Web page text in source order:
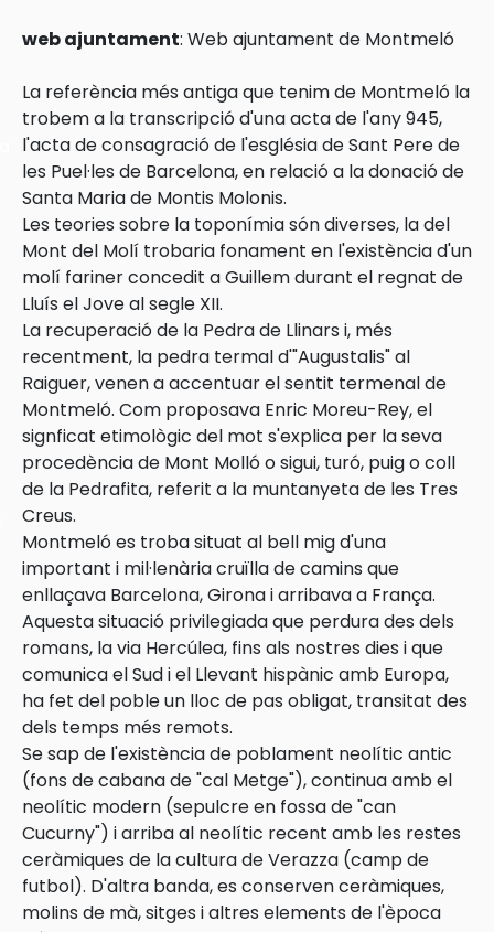
web ajuntament: Web ajuntament de Montmeló
La referència més antiga que tenim de Montmeló la
trobem a la transcripció d'una acta de l'any 945,
l'acta de consagració de l'església de Sant Pere de
les Puel·les de Barcelona, en relació a la donació de
Santa Maria de Montis Molonis.
Les teories sobre la toponímia són diverses, la del
Mont del Molí trobaria fonament en l'existència d'un
molí fariner concedit a Guillem durant el regnat de
Lluís el Jove al segle XII.
La recuperació de la Pedra de Llinars i, més
recentment, la pedra termal d'"Augustalis" al
Raiguer, venen a accentuar el sentit termenal de
Montmeló. Com proposava Enric Moreu-Rey, el
signficat etimològic del mot s'explica per la seva
procedència de Mont Molló o sigui, turó, puig o coll
de la Pedrafita, referit a la muntanyeta de les Tres
Creus.
Montmeló es troba situat al bell mig d'una
important i mil·lenària cruïlla de camins que
enllaçava Barcelona, Girona i arribava a França.
Aquesta situació privilegiada que perdura des dels
romans, la via Hercúlea, fins als nostres dies i que
comunica el Sud i el Llevant hispànic amb Europa,
ha fet del poble un lloc de pas obligat, transitat des
dels temps més remots.
Se sap de l'existència de poblament neolític antic
(fons de cabana de "cal Metge"), continua amb el
neolític modern (sepulcre en fossa de "can
Cucurny") i arriba al neolític recent amb les restes
ceràmiques de la cultura de Verazza (camp de
futbol). D'altra banda, es conserven ceràmiques,
molins de mà, sitges i altres elements de l'època